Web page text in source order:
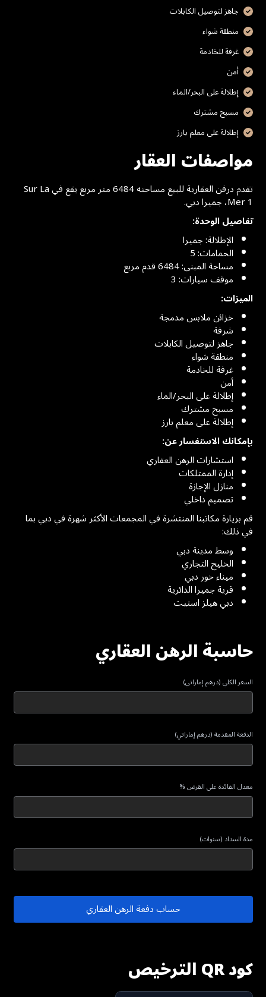
جاهز لتوصيل الكابلات
منطقة شواء
غرفة للخادمة
أمن
إطلالة على البحر/الماء
مسبح مشترك
إطلالة على معلم بارز
مواصفات العقار
تقدم درفن العقارية للبيع مساحته 6484 متر مربع يقع في Sur La
Mer 1، جميرا دبي.
تفاصيل الوحدة:
الإطلالة: جميرا
الحمامات: 5
مساحة المبنى: 6484 قدم مربع
موقف سيارات: 3
الميزات:
خزائن ملابس مدمجة
شرفة
جاهز لتوصيل الكابلات
منطقة شواء
غرفة للخادمة
أمن
إطلالة على البحر/الماء
مسبح مشترك
إطلالة على معلم بارز
بإمكانك الاستفسار عن:
استشارات الرهن العقاري
إدارة الممتلكات
منازل الإجازة
تصميم داخلي
قم بزيارة مكاتبنا المنتشرة في المجمعات الأكثر شهرة في دبي بما
في ذلك:
وسط مدينة دبي
الخليج التجاري
ميناء خور دبي
قرية جميرا الدائرية
دبي هيلز استيت
حاسبة الرهن العقاري
السعر الكلي (درهم إماراتي)
الدفعة المقدمة (درهم إماراتي)
معدل الفائدة على القرض %
مدة السداد (سنوات)
حساب دفعة الرهن العقاري
كود QR الترخيص